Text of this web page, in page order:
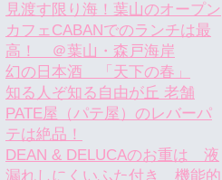
見渡す限り海！葉山のオープン
カフェCABANでのランチは最
高！ ＠葉山・森戸海岸
幻の日本酒 「天下の春」
知る人ぞ知る自由が丘 老舗
PATE屋（パテ屋）のレバーパ
テは絶品！
DEAN & DELUCAのお重は 液
漏れしにくいふた付き 機能的